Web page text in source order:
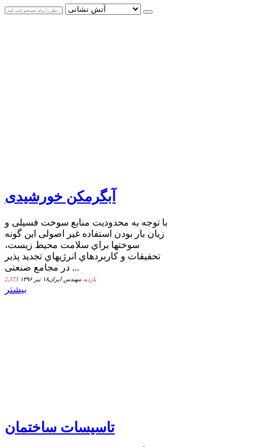
آبگرمکن خورشیدی
با توجه به محدودیت منابع سوخت فسیلی و
زیان بار بودن استفاده غیر اصولی این گونه
سوختها براي سلامت محیط زیست،
تحقیقات و کاربردهاي انرژیهاي تجدید پذیر
در مجامع صنعتی ...
2,373 بازدید مهندس ایران۱۸ تیر ۱۳۹۶
بیشتر
تاسیسات ساختمان